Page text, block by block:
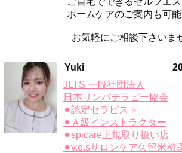
ホームケアのご案内も可
お気軽にご相談下さいま
Yuki
JLTS 一般社団法人
日本リンパテラピー協会
⚫︎認定セラピスト
⚫︎Ａ級インストラクター
⚫︎spicare正規取り扱い店
⚫︎v.o.sサロンケア久留米初